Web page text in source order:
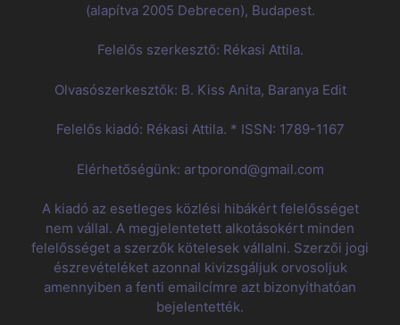
(alapítva 2005 Debrecen), Budapest.
Felelős szerkesztő: Rékasi Attila.
Olvasószerkesztők: B. Kiss Anita, Baranya Edit
Felelős kiadó: Rékasi Attila. * ISSN: 1789-1167
Elérhetőségünk: artporond@gmail.com
A kiadó az esetleges közlési hibákért felelősséget
nem vállal. A megjelentetett alkotásokért minden
felelősséget a szerzők kötelesek vállalni. Szerzői jogi
észrevételéket azonnal kivizsgáljuk orvosoljuk
amennyiben a fenti emailcímre azt bizonyíthatóan
bejelentették.